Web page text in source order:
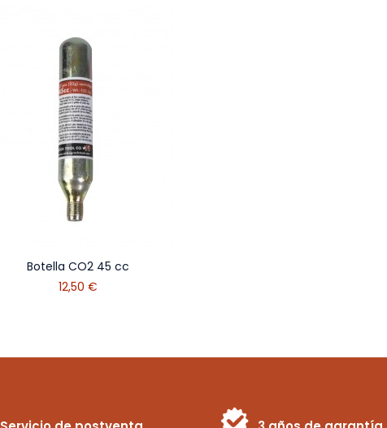
Botella CO2 45 cc
12,50 €